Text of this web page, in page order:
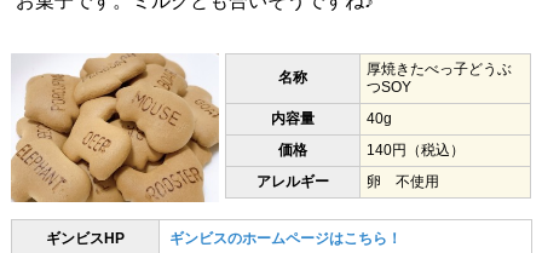
名称
厚焼きたべっ子どうぶ
つSOY
内容量
40g
価格
140円（税込）
アレルギー
卵 不使用
ギンビスHP ギンビスのホームページはこちら！